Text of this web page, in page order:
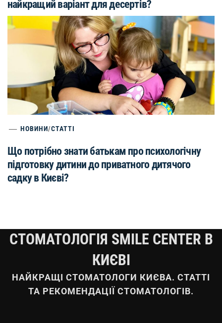
найкращий варіант для десертів?
НОВИНИ/СТАТТІ
Що потрібно знати батькам про психологічну
підготовку дитини до приватного дитячого
садку в Києві?
СТОМАТОЛОГІЯ SMILE CENTER В
КИЄВІ
НАЙКРАЩІ СТОМАТОЛОГИ КИЄВА. СТАТТІ
ТА РЕКОМЕНДАЦІЇ СТОМАТОЛОГІВ.